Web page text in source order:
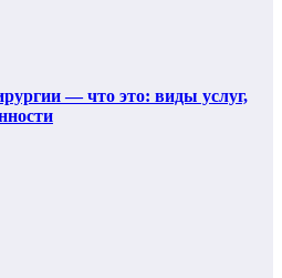
— что это: виды услуг,